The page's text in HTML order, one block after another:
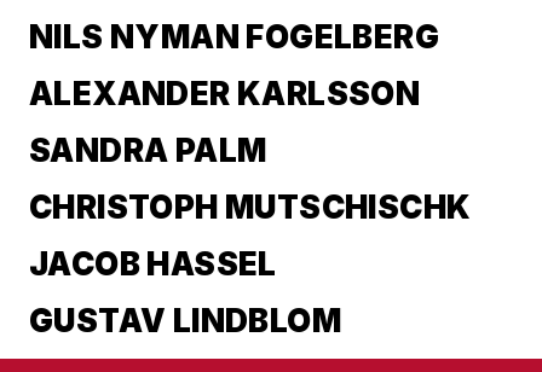
NILS NYMAN FOGELBERG
ALEXANDER KARLSSON
SANDRA PALM
CHRISTOPH MUTSCHISCHK
JACOB HASSEL
GUSTAV LINDBLOM